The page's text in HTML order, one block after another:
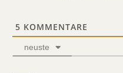
5 KOMMENTARE
neuste